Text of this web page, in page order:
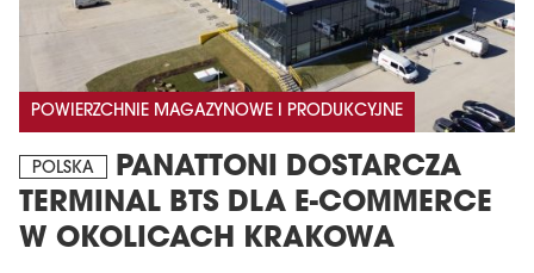
POWIERZCHNIE MAGAZYNOWE I PRODUKCYJNE
POLSKA
PANATTONI DOSTARCZA
TERMINAL BTS DLA E-COMMERCE
W OKOLICACH KRAKOWA